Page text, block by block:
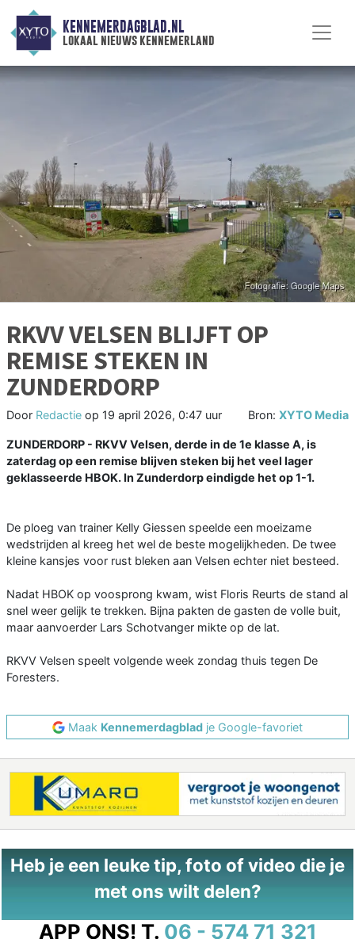
KENNEMERDAGBLAD.NL
lokaal nieuws kennemerland
RKVV VELSEN BLIJFT OP
REMISE STEKEN IN
ZUNDERDORP
Door Redactie op 19 april 2026, 0:47 uur Bron: XYTO Media
ZUNDERDORP - RKVV Velsen, derde in de 1e klasse A, is
zaterdag op een remise blijven steken bij het veel lager
geklasseerde HBOK. In Zunderdorp eindigde het op 1-1.
De ploeg van trainer Kelly Giessen speelde een moeizame
wedstrijden al kreeg het wel de beste mogelijkheden. De twee
kleine kansjes voor rust bleken aan Velsen echter niet besteed.
Nadat HBOK op voosprong kwam, wist Floris Reurts de stand al
snel weer gelijk te trekken. Bijna pakten de gasten de volle buit,
maar aanvoerder Lars Schotvanger mikte op de lat.
RKVV Velsen speelt volgende week zondag thuis tegen De
Foresters.
Maak Kennemerdagblad je Google-favoriet
Heb je een leuke tip, foto of video die je
met ons wilt delen?
APP ONS! T. 06 - 574 71 321